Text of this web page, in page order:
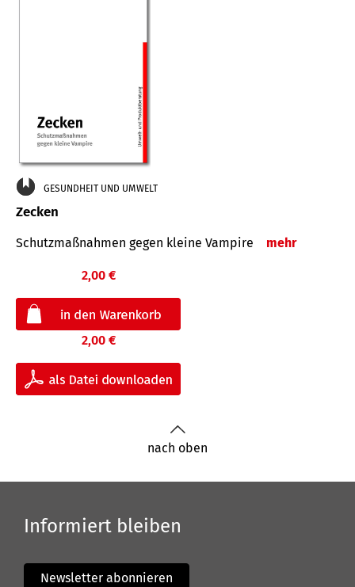
GESUNDHEIT UND UMWELT
Zecken
Schutz­maß­nahmen gegen kleine Vampire mehr
2,00 €
2,00 €
nach oben
Informiert bleiben
Newsletter abonnieren